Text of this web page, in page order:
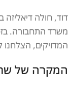
משרד התחבורה.
המדויקים, הצלחנו לסייע
המקרה של